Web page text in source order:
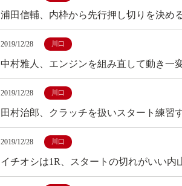
浦田信輔、内枠から先行押し切りを決め
2019/12/28 川口
中村雅人、エンジンを組み直して動き一
2019/12/28 川口
田村治郎、クラッチを扱いスタート練習
2019/12/28 川口
イチオシは1R、スタートの切れがいい内